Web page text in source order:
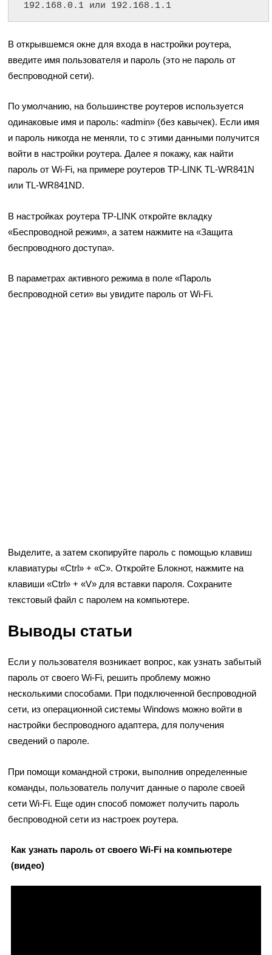
192.168.0.1 или 192.168.1.1
В открывшемся окне для входа в настройки роутера,
введите имя пользователя и пароль (это не пароль от
беспроводной сети).
По умолчанию, на большинстве роутеров используется
одинаковые имя и пароль: «admin» (без кавычек). Если имя
и пароль никогда не меняли, то с этими данными получится
войти в настройки роутера. Далее я покажу, как найти
пароль от Wi-Fi, на примере роутеров TP-LINK TL-WR841N
или TL-WR841ND.
В настройках роутера TP-LINK откройте вкладку
«Беспроводной режим», а затем нажмите на «Защита
беспроводного доступа».
В параметрах активного режима в поле «Пароль
беспроводной сети» вы увидите пароль от Wi-Fi.
Выделите, а затем скопируйте пароль с помощью клавиш
клавиатуры «Ctrl» + «C». Откройте Блокнот, нажмите на
клавиши «Ctrl» + «V» для вставки пароля. Сохраните
текстовый файл с паролем на компьютере.
Выводы статьи
Если у пользователя возникает вопрос, как узнать забытый
пароль от своего Wi-Fi, решить проблему можно
несколькими способами. При подключенной беспроводной
сети, из операционной системы Windows можно войти в
настройки беспроводного адаптера, для получения
сведений о пароле.
При помощи командной строки, выполнив определенные
команды, пользователь получит данные о пароле своей
сети Wi-Fi. Еще один способ поможет получить пароль
беспроводной сети из настроек роутера.
Как узнать пароль от своего Wi-Fi на компьютере
(видео)